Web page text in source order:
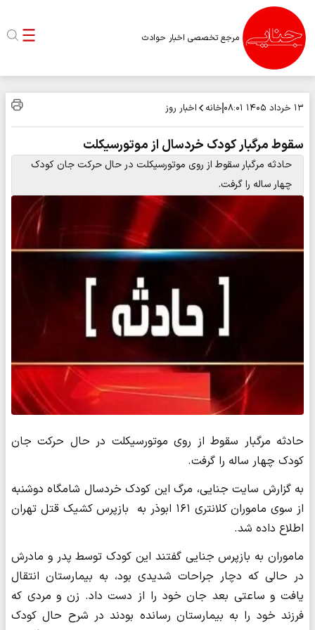
مرجع تخصصی اخبار حوادث
۱۳ خرداد ۱۴۰۵ ۰۸:۰۱ خانه اخبار روز
سقوط مرگبار کودک خردسال از موتورسیکلت
حادثه مرگبار سقوط از روی موتورسیکلت در حال حرکت جان کودک
چهار ساله را گرفت.
حادثه مرگبار سقوط از روی موتورسیکلت در حال حرکت جان
کودک چهار ساله را گرفت.
به گزارش سایت جنایی، مرگ این کودک خردسال شامگاه دوشنبه
از سوی ماموران کلانتری ۱۶۱ ابوذر به بازپرس کشیک قتل تهران
اطلاع داده شد.
ماموران به بازپرس جنایی گفتند این کودک توسط پدر و مادرش
در حالی که دچار جراحات شدیدی بود، به بیمارستان انتقال
یافت و ساعتی بعد جان خود را از دست داد. زن و مردی که
فرزند خود را به بیمارستان رسانده بودند در شرح حال کودک